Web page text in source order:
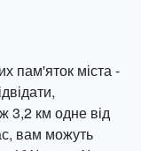
пам'яток міста -
3,2 км одне від
вам можуть